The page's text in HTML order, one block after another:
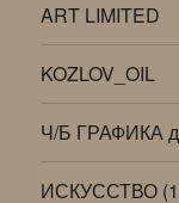
ART LIMITED
KOZLOV_OIL
Ч/Б ГРАФИКА
ИСКУССТВО